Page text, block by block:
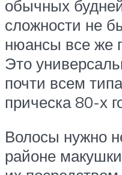
обычных
сложности не
нюансы все же
Это
почти всем
прическа 80-х
Волосы нужно
районе